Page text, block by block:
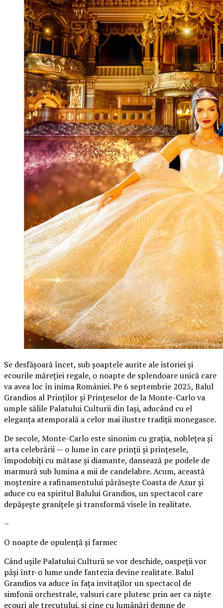
Se desfășoară încet, sub șoaptele aurite ale istoriei și
ecourile măreției regale, o noapte de splendoare unică care
va avea loc în inima României. Pe 6 septembrie 2025, Balul
Grandios al Prinților și Prințeselor de la Monte-Carlo va
umple sălile Palatului Culturii din Iași, aducând cu el
eleganța atemporală a celor mai ilustre tradiții monegasce.
De secole, Monte-Carlo este sinonim cu grația, noblețea și
arta celebrării — o lume în care prinții și prințesele,
împodobiți cu mătase și diamante, dansează pe podele de
marmură sub lumina a mii de candelabre. Acum, această
moștenire a rafinamentului părăsește Coasta de Azur și
aduce cu ea spiritul Balului Grandios, un spectacol care
depășește granițele și transformă visele în realitate.
–
O noapte de opulență și farmec
Când ușile Palatului Culturii se vor deschide, oaspeții vor
păși într-o lume unde fantezia devine realitate. Balul
Grandios va aduce în fața invitaților un spectacol de
simfonii orchestrale, valsuri care plutesc prin aer ca niște
ecouri ale trecutului, și cine cu lumânări demne de